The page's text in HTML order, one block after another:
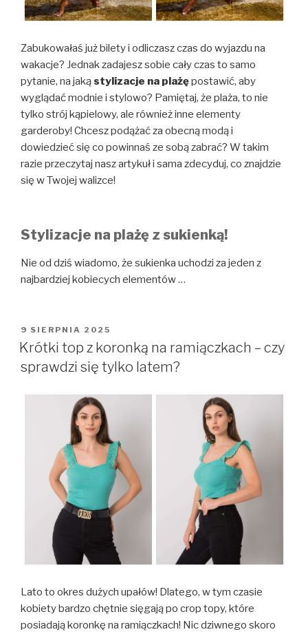
Zabukowałaś już bilety i odliczasz czas do wyjazdu na
wakacje? Jednak zadajesz sobie cały czas to samo
pytanie, na jakąstylizacje na plażępostawić, aby
wyglądać modnie i stylowo? Pamiętaj, że plaża, to nie
tylko strój kąpielowy, ale również inne elementy
garderoby! Chcesz podążać za obecną modą i
dowiedzieć się co powinnaś ze sobą zabrać? W takim
razie przeczytaj nasz artykuł i sama zdecyduj, co znajdzie
się w Twojej walizce!
Stylizacje na plażę z sukienką!
Nie od dziś wiadomo, że sukienka uchodzi za jeden z
najbardziej kobiecych elementów…
OPUBLIKOWANE
W
9 SIERPNIA 2025
Krótki top z koronką na ramiączkach – czy
sprawdzi się tylko latem?
Lato to okres dużych upałów! Dlatego, w tym czasie
kobiety bardzo chętnie sięgają po crop topy, które
posiadają koronkę na ramiączkach! Nic dziwnego skoro